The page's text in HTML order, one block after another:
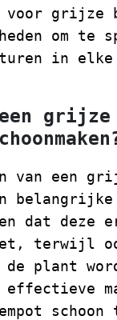
voor grijze
om te
in elke
grijze
van een
belangrijke
dat deze
terwijl
de plant
effectieve
schoon